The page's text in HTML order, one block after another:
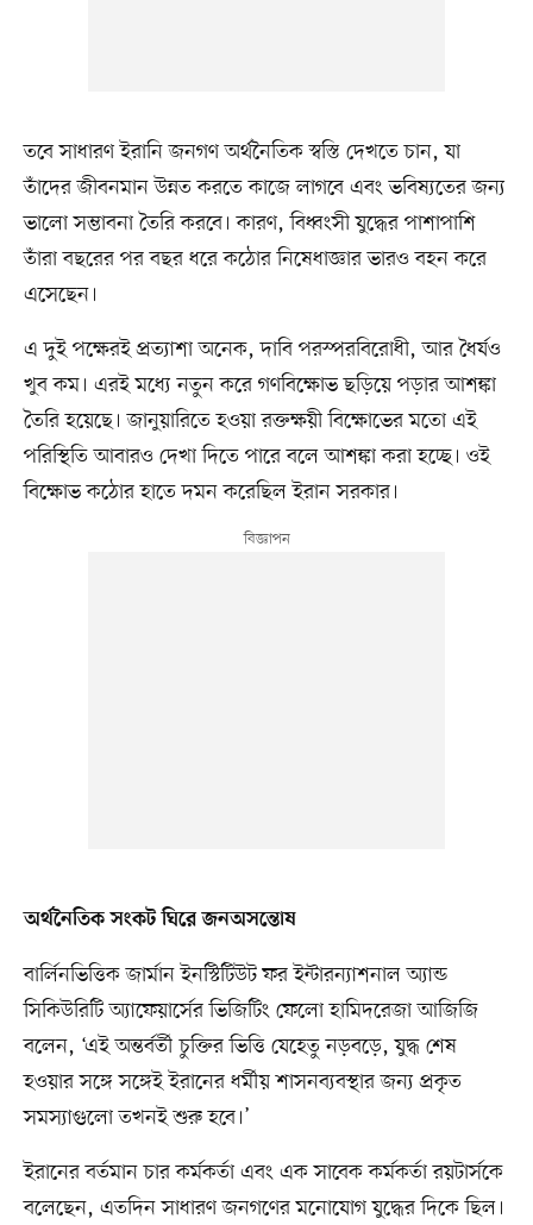
তবে সাধারণ ইরানি জনগণ অর্থনৈতিক স্বস্তি দেখতে চান, যা
তাঁদের জীবনমান উন্নত করতে কাজে লাগবে এবং ভবিষ্যতের জন্য
ভালো সম্ভাবনা তৈরি করবে। কারণ, বিধ্বংসী যুদ্ধের পাশাপাশি
তাঁরা বছরের পর বছর ধরে কঠোর নিষেধাজ্ঞার ভারও বহন করে
এসেছেন।
এ দুই পক্ষেরই প্রত্যাশা অনেক, দাবি পরস্পরবিরোধী, আর ধৈর্যও
খুব কম। এরই মধ্যে নতুন করে গণবিক্ষোভ ছড়িয়ে পড়ার আশঙ্কা
তৈরি হয়েছে। জানুয়ারিতে হওয়া রক্তক্ষয়ী বিক্ষোভের মতো এই
পরিস্থিতি আবারও দেখা দিতে পারে বলে আশঙ্কা করা হচ্ছে। ওই
বিক্ষোভ কঠোর হাতে দমন করেছিল ইরান সরকার।
অর্থনৈতিক সংকট ঘিরে জনঅসন্তোষ
বার্লিনভিত্তিক জার্মান ইনস্টিটিউট ফর ইন্টারন্যাশনাল অ্যান্ড
সিকিউরিটি অ্যাফেয়ার্সের ভিজিটিং ফেলো হামিদরেজা আজিজি
বলেন, ‘এই অন্তর্বর্তী চুক্তির ভিত্তি যেহেতু নড়বড়ে, যুদ্ধ শেষ
হওয়ার সঙ্গে সঙ্গেই ইরানের ধর্মীয় শাসনব্যবস্থার জন্য প্রকৃত
সমস্যাগুলো তখনই শুরু হবে।’
ইরানের বর্তমান চার কর্মকর্তা এবং এক সাবেক কর্মকর্তা রয়টার্সকে
বলেছেন, এতদিন সাধারণ জনগণের মনোযোগ যুদ্ধের দিকে ছিল।